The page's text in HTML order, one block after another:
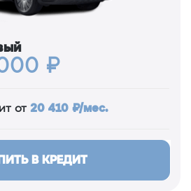
₽
от 20 410 ₽/мес.
В КРЕДИТ